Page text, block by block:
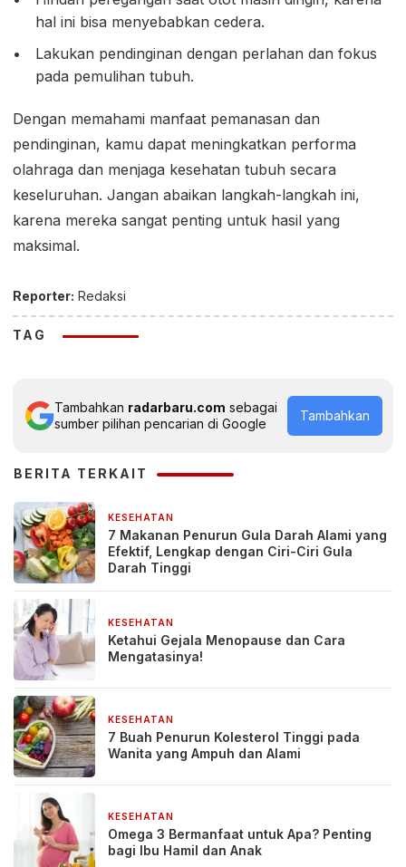
hal ini bisa menyebabkan cedera.
Lakukan pendinginan dengan perlahan dan fokus
pada pemulihan tubuh.
Dengan memahami manfaat pemanasan dan
pendinginan, kamu dapat meningkatkan performa
olahraga dan menjaga kesehatan tubuh secara
keseluruhan. Jangan abaikan langkah-langkah ini,
karena mereka sangat penting untuk hasil yang
maksimal.
Reporter: Redaksi
TAG
Tambahkan radarbaru.com sebagai
sumber pilihan pencarian di Google
Tambahkan
BERITA TERKAIT
KESEHATAN
7 Makanan Penurun Gula Darah Alami yang
Efektif, Lengkap dengan Ciri-Ciri Gula
Darah Tinggi
KESEHATAN
Ketahui Gejala Menopause dan Cara
Mengatasinya!
KESEHATAN
7 Buah Penurun Kolesterol Tinggi pada
Wanita yang Ampuh dan Alami
KESEHATAN
Omega 3 Bermanfaat untuk Apa? Penting
bagi Ibu Hamil dan Anak